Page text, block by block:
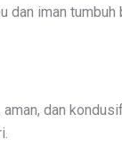
dan iman tumbuh
dan